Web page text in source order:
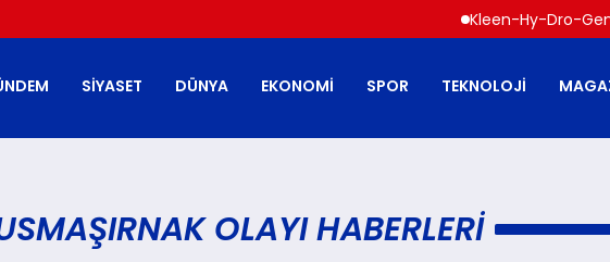
Kleen-Hy-Dro-Gen
SIYASET DÜNYA EKONOMI SPOR TEKNOLOJI
OLAYI HABERLERI